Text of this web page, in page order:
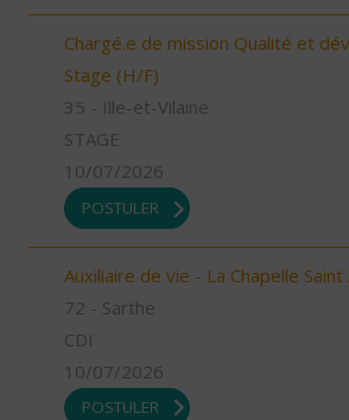
Chargé.e de mission Qualité et
Stage (H/F)
35 - Ille-et-Vilaine
STAGE
10/07/2026
POSTULER
Auxiliaire de vie - La Chapelle Saint
72 - Sarthe
CDI
10/07/2026
POSTULER